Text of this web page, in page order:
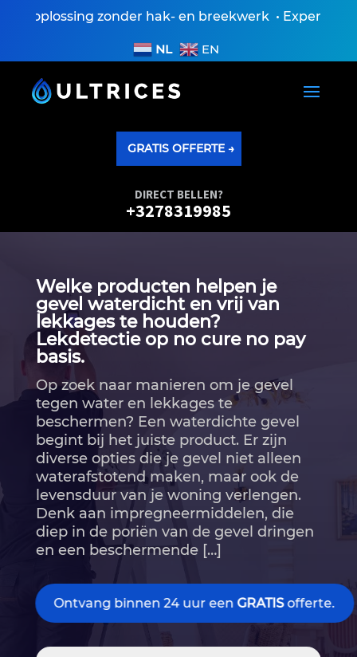
oplossing zonder hak- en breekwerk •
NL EN
GRATIS OFFERTE →
DIRECT BELLEN?
+3278319985
Welke producten helpen je
gevel waterdicht en vrij van
lekkages te houden?
Lekdetectie op no cure no pay
basis.
Op zoek naar manieren om je gevel
tegen water en lekkages te
beschermen? Een waterdichte gevel
begint bij het juiste product.​ Er zijn
diverse opties die je gevel niet alleen
waterafstotend maken, maar ook de
levensduur van je woning verlengen.​
Denk aan impregneermiddelen, die
diep in de poriën van de gevel dringen
en een beschermende […]
Ontvang binnen 24 uur eenGRATISofferte.